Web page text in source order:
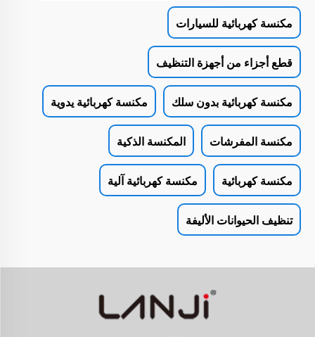
مكنسة كهربائية للسيارات
قطع أجزاء من أجهزة التنظيف
مكنسة كهربائية بدون سلك مكنسة كهربائية يدوية
مكنسة المفرشات المكنسة الذكية
مكنسة كهربائية مكنسة كهربائية آلية
تنظيف الحيوانات الأليفة